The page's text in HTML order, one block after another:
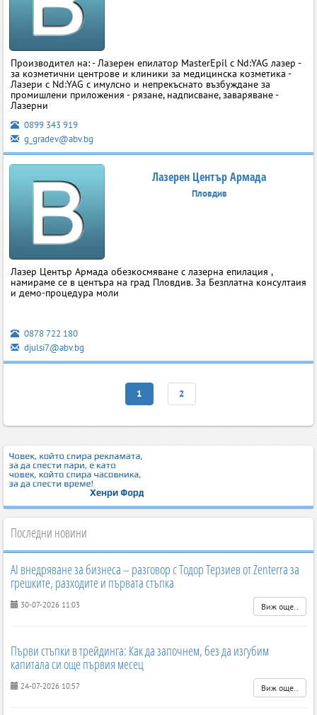
Производител на: - Лазерен епилатор MasterEpil с Nd:YAG лазер -
за козметични центрове и клиники за медицинска козметика -
Лазери с Nd:YAG с имулсно и непрекъснато възбуждане за
промишлени приложения - рязане, надписване, заваряване -
Лазерни
0899 343 919
g_gradev@abv.bg
Лазерен Център Армада
Пловдив
Лазер Център Армада обезкосмяване с лазерна епилация ,
намираме се в центъра на град Пловдив. За Безплатна консултаия
и демо-процедура моли
0878 722 180
djulsi7@abv.bg
1 2
Последни новини
AI внедряване за бизнеса – разговор с Тодор Терзиев от Zenterra за
грешките, разходите и първата стъпка
30-07-2026 11:03 Виж още..
Първи стъпки в трейдинга: Как да започнем, без да изгубим
капитала си още първия месец
24-07-2026 10:57 Виж още..